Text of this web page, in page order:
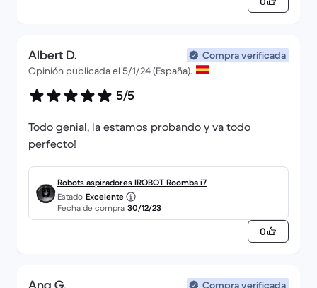
Albert D.
Compra verificada
Opinión publicada el 5/1/24 (España).
5/5
Todo genial, la estamos probando y va todo
perfecto!
Robots aspiradores IROBOT Roomba i7
Estado Excelente
Fecha de compra 30/12/23
0
Compra verificada